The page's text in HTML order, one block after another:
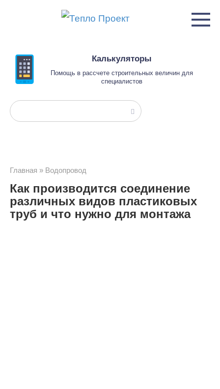
Калькуляторы
Помощь в рассчете строительных величин для
специалистов
Поиск:
Главная » Водопровод
Как производится соединение
различных видов пластиковых
труб и что нужно для монтажа